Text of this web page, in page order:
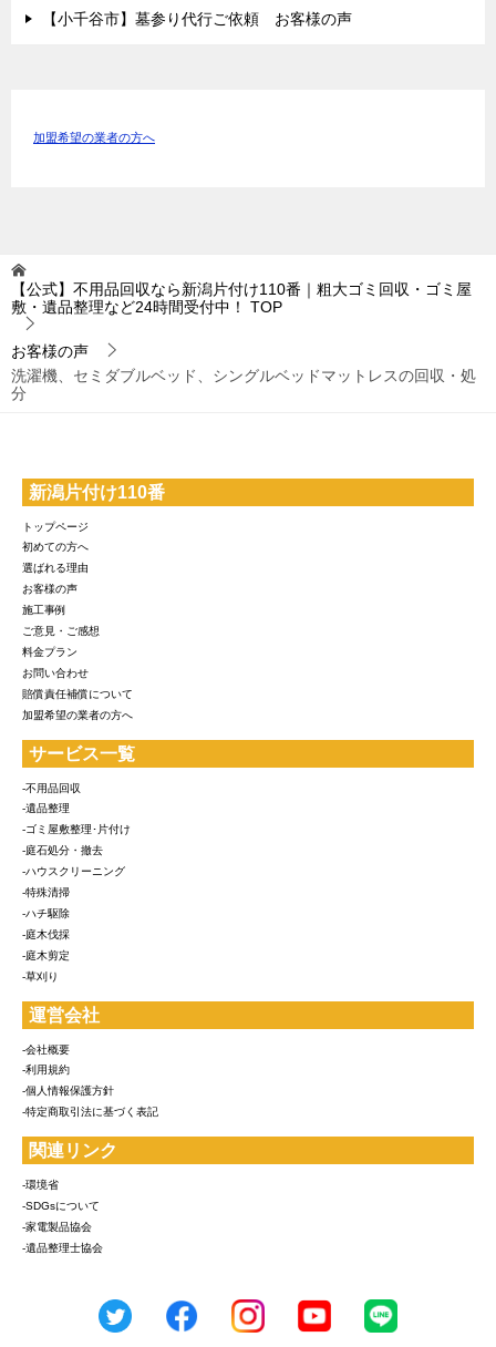
【小千谷市】墓参り代行ご依頼 お客様の声
加盟希望の業者の方へ
【公式】不用品回収なら新潟片付け110番｜粗大ゴミ回収・ゴミ屋
敷・遺品整理など24時間受付中！
TOP
お客様の声
洗濯機、セミダブルベッド、シングルベッドマットレスの回収・処
分
新潟片付け110番
トップページ
初めての方へ
選ばれる理由
お客様の声
施工事例
ご意見・ご感想
料金プラン
お問い合わせ
賠償責任補償について
加盟希望の業者の方へ
サービス一覧
-不用品回収
-遺品整理
-ゴミ屋敷整理･片付け
-庭石処分・撤去
-ハウスクリーニング
-特殊清掃
-ハチ駆除
-庭木伐採
-庭木剪定
-草刈り
運営会社
-会社概要
-利用規約
-個人情報保護方針
-特定商取引法に基づく表記
関連リンク
-環境省
-SDGsについて
-家電製品協会
-遺品整理士協会